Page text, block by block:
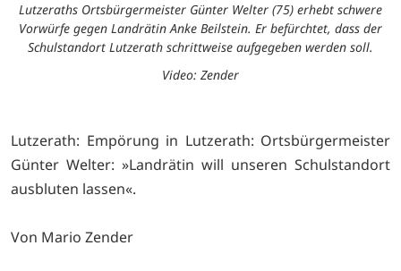
Lutzeraths Ortsbürgermeister Günter Welter (75) erhebt schwere
Vorwürfe gegen Landrätin Anke Beilstein. Er befürchtet, dass der
Schulstandort Lutzerath schrittweise aufgegeben werden soll.
Video: Zender
Lutzerath: Empörung in Lutzerath: Ortsbürgermeister
Günter Welter: »Landrätin will unseren Schulstandort
ausbluten lassen«.
Von Mario Zender